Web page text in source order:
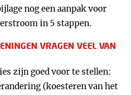
nog een aanpak voor
in 5 stappen.
VRAGEN VEEL VAN
zijn goed voor te stellen:
(koesteren van het